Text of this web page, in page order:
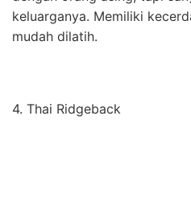
keluarganya. Memiliki
mudah dilatih.
4. Thai Ridgeback